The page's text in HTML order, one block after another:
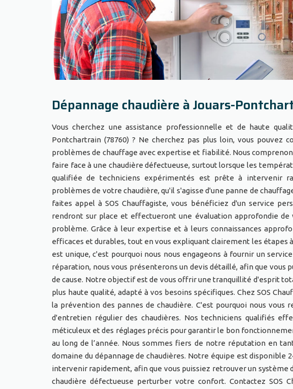
Dépannage chaudière à Jouars-
Vous cherchez une assistance professionnelle et de haute
Pontchartrain (78760) ? Ne cherchez pas plus loin, vous pouvez
problèmes de chauffage avec expertise et fiabilité. Nous
faire face à une chaudière défectueuse, surtout lorsque les
qualifiée de techniciens expérimentés est prête à intervenir
problèmes de votre chaudière, qu'il s'agisse d'une panne de
faites appel à SOS Chauffagiste, vous bénéficiez d'un service
rendront sur place et effectueront une évaluation approfondie
problème. Grâce à leur expertise et à leurs connaissances
efficaces et durables, tout en vous expliquant clairement les étapes
est unique, c'est pourquoi nous nous engageons à fournir un
réparation, nous vous présenterons un devis détaillé, afin que vous
de cause. Notre objectif est de vous offrir une tranquillité d'esprit
plus haute qualité, adapté à vos besoins spécifiques. Chez SOS
la prévention des pannes de chaudière. C'est pourquoi nous
d'entretien régulier des chaudières. Nos techniciens qualifiés
méticuleux et des réglages précis pour garantir le bon
au long de l’année. Nous sommes fiers de notre réputation en
domaine du dépannage de chaudières. Notre équipe est disponible
intervenir rapidement, afin que vous puissiez retrouver un système
chaudière défectueuse perturber votre confort. Contactez SOS